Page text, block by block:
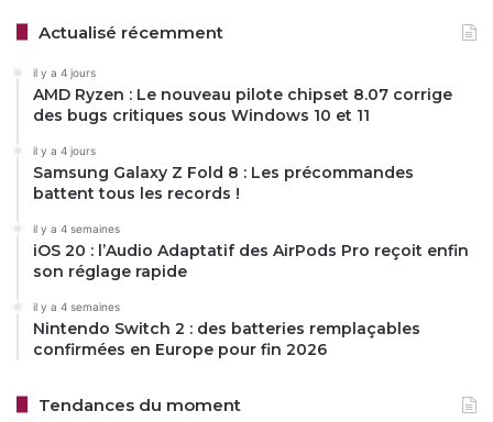
Actualisé récemment
il y a 4 jours
AMD Ryzen : Le nouveau pilote chipset 8.07 corrige
des bugs critiques sous Windows 10 et 11
il y a 4 jours
Samsung Galaxy Z Fold 8 : Les précommandes
battent tous les records !
il y a 4 semaines
iOS 20 : l’Audio Adaptatif des AirPods Pro reçoit enfin
son réglage rapide
il y a 4 semaines
Nintendo Switch 2 : des batteries remplaçables
confirmées en Europe pour fin 2026
Tendances du moment